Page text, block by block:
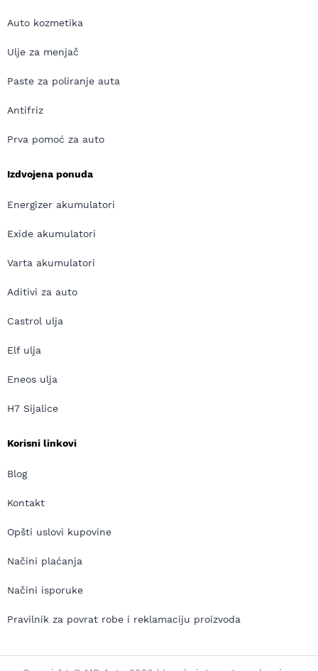
Auto kozmetika
Ulje za menjač
Paste za poliranje auta
Antifriz
Prva pomoć za auto
Izdvojena ponuda
Energizer akumulatori
Exide akumulatori
Varta akumulatori
Aditivi za auto
Castrol ulja
Elf ulja
Eneos ulja
H7 Sijalice
Korisni linkovi
Blog
Kontakt
Opšti uslovi kupovine
Načini plaćanja
Načini isporuke
Pravilnik za povrat robe i reklamaciju proizvoda